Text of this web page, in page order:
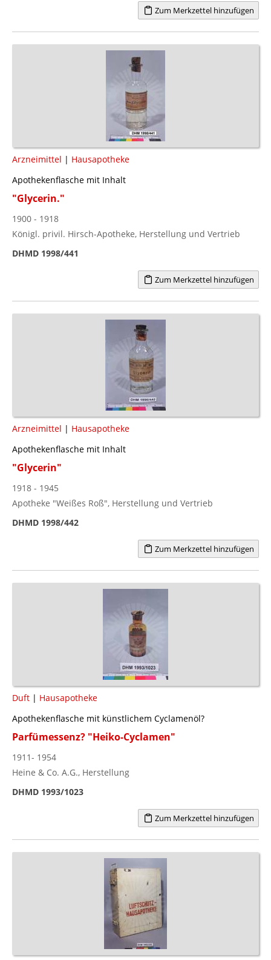
Zum Merkzettel hinzufügen
Arzneimittel | Hausapotheke
Apothekenflasche mit Inhalt
"Glycerin."
1900 - 1918
Königl. privil. Hirsch-Apotheke, Herstellung und Vertrieb
DHMD 1998/441
Zum Merkzettel hinzufügen
Arzneimittel | Hausapotheke
Apothekenflasche mit Inhalt
"Glycerin"
1918 - 1945
Apotheke "Weißes Roß", Herstellung und Vertrieb
DHMD 1998/442
Zum Merkzettel hinzufügen
Duft | Hausapotheke
Apothekenflasche mit künstlichem Cyclamenöl?
Parfümessenz? "Heiko-Cyclamen"
1911- 1954
Heine & Co. A.G., Herstellung
DHMD 1993/1023
Zum Merkzettel hinzufügen